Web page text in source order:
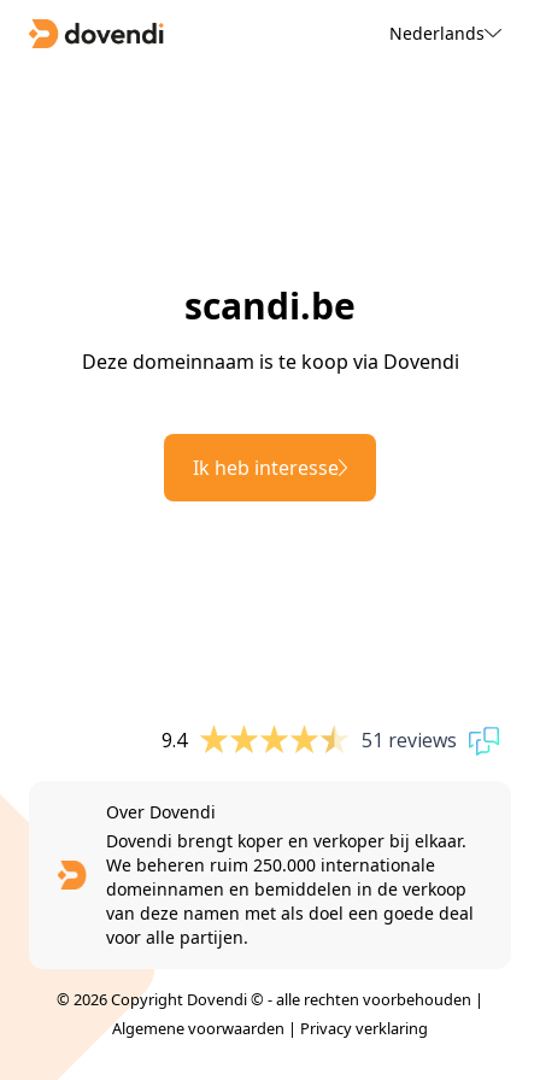
Nederlands
scandi.be
Deze domeinnaam is te koop via Dovendi
Ik heb interesse
9.4 51 reviews
Over Dovendi
Dovendi brengt koper en verkoper bij elkaar.
We beheren ruim 250.000 internationale
domeinnamen en bemiddelen in de verkoop
van deze namen met als doel een goede deal
voor alle partijen.
© 2026 Copyright Dovendi © - alle rechten voorbehouden |
Algemene voorwaarden | Privacy verklaring